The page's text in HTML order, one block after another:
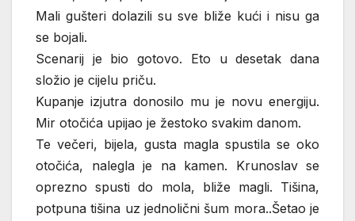
Mali gušteri dolazili su sve bliže kući i nisu ga
se bojali.
Scenarij je bio gotovo. Eto u desetak dana
složio je cijelu priču.
Kupanje izjutra donosilo mu je novu energiju.
Mir otočića upijao je žestoko svakim danom.
Te večeri, bijela, gusta magla spustila se oko
otočića, nalegla je na kamen. Krunoslav se
oprezno spusti do mola, bliže magli. Tišina,
potpuna tišina uz jednolični šum mora..Šetao je